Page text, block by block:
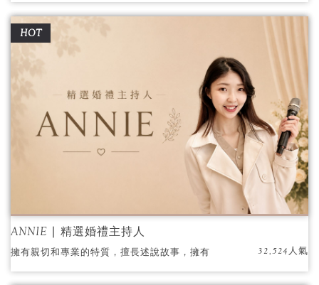
HOT
ANNIE ∣ 精選婚禮主持人
擁有親切和專業的特質，擅長述說故事，擁有
32,524人氣